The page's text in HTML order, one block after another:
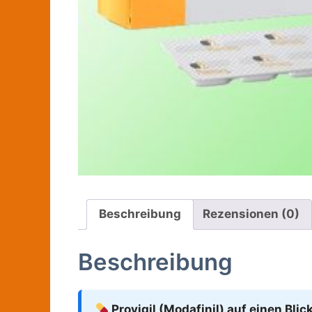
Beschreibung Rezensionen (0)
Beschreibung
Provigil (Modafinil) auf einen